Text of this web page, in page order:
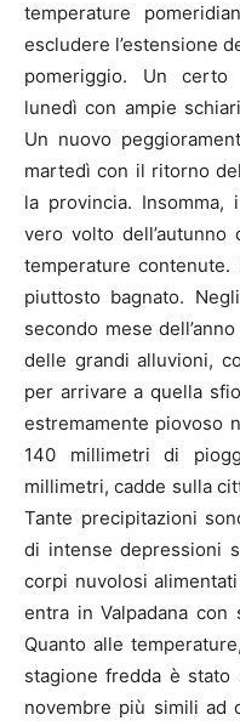
temperature
escludere l’estensione
pomeriggio. Un certo
lunedì con ampie
Un nuovo
martedì con il ritorno
la provincia.
vero volto
temperature
piuttosto bagnato.
secondo mese
delle grandi alluvioni,
per arrivare a quella
estremamente piovoso
140 millimetri di
millimetri, cadde sulla
Tante precipitazioni
di intense depressioni
corpi nuvolosi
entra in Valpadana
Quanto alle
stagione fredda è
novembre più simili ad